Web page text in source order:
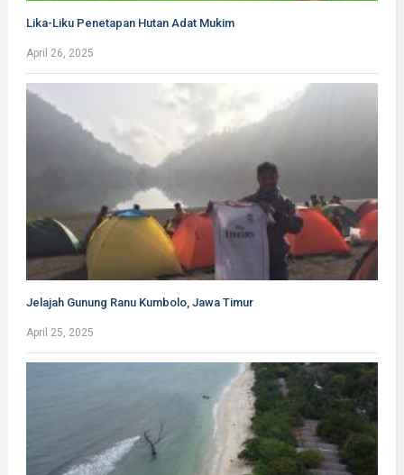
Lika-Liku Penetapan Hutan Adat Mukim
April 26, 2025
Jelajah Gunung Ranu Kumbolo, Jawa Timur
April 25, 2025